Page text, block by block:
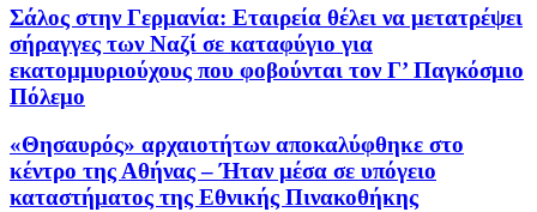
Σάλος στην Γερμανία: Εταιρεία θέλει να μετατρέψει
σήραγγες των Ναζί σε καταφύγιο για
εκατομμυριούχους που φοβούνται τον Γ’ Παγκόσμιο
Πόλεμο
«Θησαυρός» αρχαιοτήτων αποκαλύφθηκε στο
κέντρο της Αθήνας – Ήταν μέσα σε υπόγειο
καταστήματος της Εθνικής Πινακοθήκης